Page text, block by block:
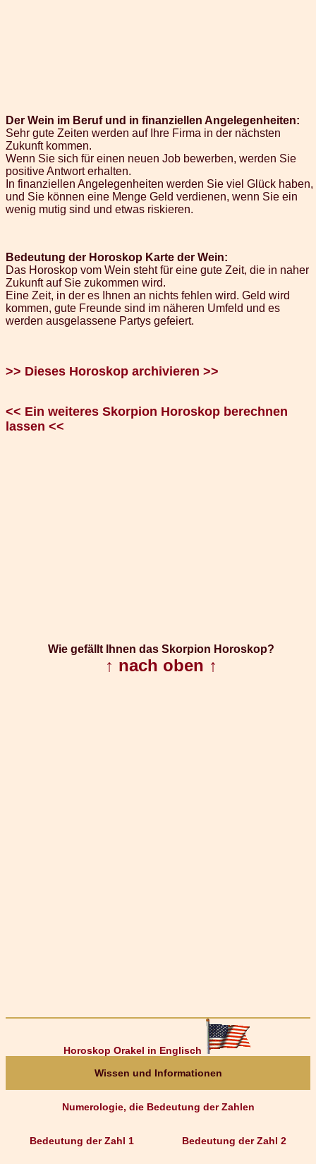
Der Wein im Beruf und in finanziellen Angelegenheiten:
Sehr gute Zeiten werden auf Ihre Firma in der nächsten
Zukunft kommen.
Wenn Sie sich für einen neuen Job bewerben, werden Sie
positive Antwort erhalten.
In finanziellen Angelegenheiten werden Sie viel Glück haben,
und Sie können eine Menge Geld verdienen, wenn Sie ein
wenig mutig sind und etwas riskieren.
Bedeutung der Horoskop Karte der Wein:
Das Horoskop vom Wein steht für eine gute Zeit, die in naher
Zukunft auf Sie zukommen wird.
Eine Zeit, in der es Ihnen an nichts fehlen wird. Geld wird
kommen, gute Freunde sind im näheren Umfeld und es
werden ausgelassene Partys gefeiert.
>> Dieses Horoskop archivieren >>
<< Ein weiteres Skorpion Horoskop berechnen
lassen <<
Wie gefällt Ihnen das Skorpion Horoskop?
↑ nach oben ↑
Horoskop Orakel in Englisch
Wissen und Informationen
Numerologie, die Bedeutung der Zahlen
Bedeutung der Zahl 1 Bedeutung der Zahl 2